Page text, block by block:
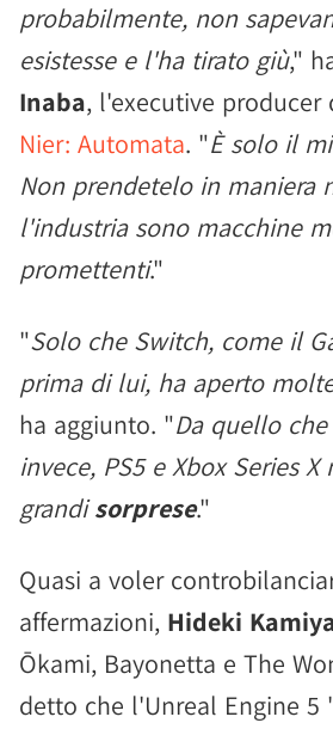
probabilmente, non
esistesse e l'ha tirato giù,"
Inaba, l'executive producer
Nier: Automata. "È solo il
Non prendetelo in maniera
l'industria sono macchine
promettenti."
"Solo che Switch, come il
prima di lui, ha aperto
ha aggiunto. "Da quello
invece, PS5 e Xbox Series
grandisorprese."
Quasi a voler
affermazioni, Hideki
Ōkami, Bayonetta e The
detto che l'Unreal Engine 5